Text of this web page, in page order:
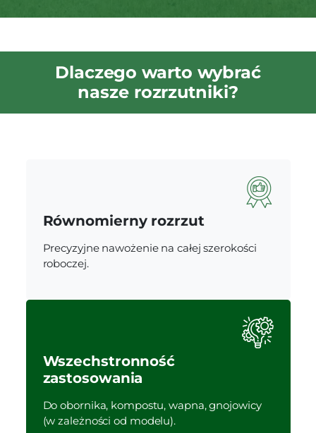
Dlaczego warto wybrać
nasze rozrzutniki?
Równomierny rozrzut
Precyzyjne nawożenie na całej szerokości
roboczej.
Wszechstronność
zastosowania
Do obornika, kompostu, wapna, gnojowicy
(w zależności od modelu).